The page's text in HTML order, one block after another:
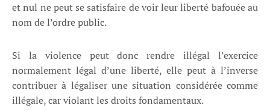
et nul ne peut se satisfaire de voir leur liberté bafouée au
nom de l’ordre public.
Si la violence peut donc rendre illégal l’exercice
normalement légal d’une liberté, elle peut à l’inverse
contribuer à légaliser une situation considérée comme
illégale, car violant les droits fondamentaux.